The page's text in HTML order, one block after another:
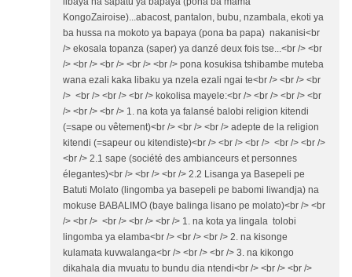
KongoZairoise)...abacost, pantalon, bubu, nzambala, ekoti ya
ba hussa na mokoto ya bapaya (pona ba papa) nakanisi<br
/> ekosala topanza (saper) ya danzé deux fois tse...<br /> <br
/> <br /> <br /> <br /> <br /> pona kosukisa tshibambe muteba
wana ezali kaka libaku ya nzela ezali ngai te<br /> <br /> <br
/> <br /> <br /> <br /> kokolisa mayele:<br /> <br /> <br /> <br
/> <br /> <br /> 1. na kota ya falansé balobi religion kitendi
(=sape ou vêtement)<br /> <br /> <br /> adepte de la religion
kitendi (=sapeur ou kitendiste)<br /> <br /> <br /> <br /> <br />
<br /> 2.1 sape (société des ambianceurs et personnes
élegantes)<br /> <br /> <br /> 2.2 Lisanga ya Basepeli pe
Batuti Molato (lingomba ya basepeli pe babomi liwandja) na
mokuse BABALIMO (baye balinga lisano pe molato)<br /> <br
/> <br /> <br /> <br /> <br /> 1. na kota ya lingala tolobi
lingomba ya elamba<br /> <br /> <br /> 2. na kisonge
kulamata kuvwalanga<br /> <br /> <br /> 3. na kikongo
dikahala dia mvuatu to bundu dia ntendi<br /> <br /> <br />